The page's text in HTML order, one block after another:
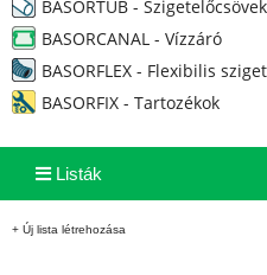
BASORTUB -
BASORCANAL - Vízzáró
BASORFLEX - Flexibilis
BASORFIX - Tartozékok
Listák
+ Új lista létrehozása